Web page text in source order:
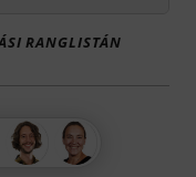
RANGLISTÁN